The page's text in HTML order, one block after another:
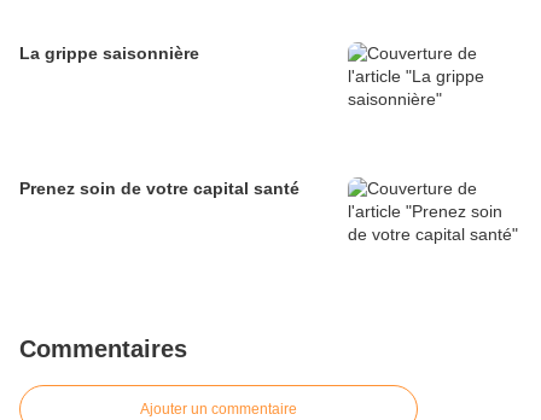
La grippe saisonnière
Prenez soin de votre capital santé
Commentaires
Ajouter un commentaire